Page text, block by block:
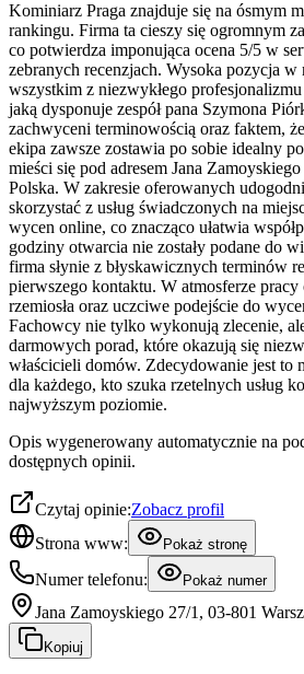
Kominiarz Praga znajduje się na ósmym
rankingu. Firma ta cieszy się ogromnym
co potwierdza imponująca ocena 5/5 w
zebranych recenzjach. Wysoka pozycja
wszystkim z niezwykłego
jaką dysponuje zespół pana Szymona
zachwyceni terminowością oraz faktem,
ekipa zawsze zostawia po sobie idealny
mieści się pod adresem Jana
Polska. W zakresie oferowanych
skorzystać z usług świadczonych na
wycen online, co znacząco ułatwia
godziny otwarcia nie zostały podane do
firma słynie z błyskawicznych terminów
pierwszego kontaktu. W atmosferze pracy
rzemiosła oraz uczciwe podejście do
Fachowcy nie tylko wykonują zlecenie,
darmowych porad, które okazują się
właścicieli domów. Zdecydowanie jest to
dla każdego, kto szuka rzetelnych usług
najwyższym poziomie.
Opis wygenerowany automatycznie na
dostępnych opinii.
Czytaj opinie:Zobacz profil
Strona www:
Pokaż stronę
Numer telefonu: Pokaż numer
Jana Zamoyskiego 27/1, 03-801
Kopiuj